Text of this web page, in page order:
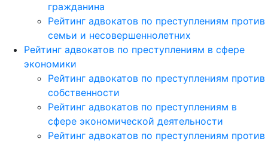
гражданина
Рейтинг адвокатов по преступлениям против
семьи и несовершеннолетних
Рейтинг адвокатов по преступлениям в сфере
экономики
Рейтинг адвокатов по преступлениям против
собственности
Рейтинг адвокатов по преступлениям в
сфере экономической деятельности
Рейтинг адвокатов по преступлениям против